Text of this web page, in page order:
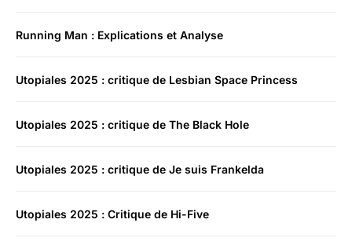
Running Man : Explications et Analyse
Utopiales 2025 : critique de Lesbian Space Princess
Utopiales 2025 : critique de The Black Hole
Utopiales 2025 : critique de Je suis Frankelda
Utopiales 2025 : Critique de Hi-Five